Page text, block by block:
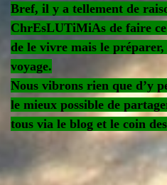
Bref, il y a tellement de
ChrEsLUTiMiAs de faire ce
de le vivre mais le
voyage.
Nous vibrons rien que d’y
le mieux possible de
tous via le blog et le coin